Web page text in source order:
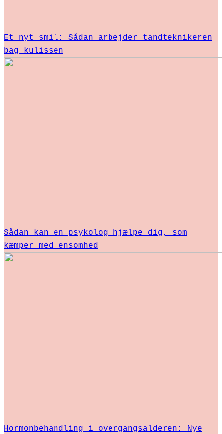
Et nyt smil: Sådan arbejder tandteknikeren
bag kulissen
Sådan kan en psykolog hjælpe dig, som
kæmper med ensomhed
Hormonbehandling i overgangsalderen: Nye